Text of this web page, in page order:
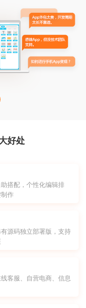
好处
搭配，个性化编辑排
作
源码独立部署版，支持
客服、自营电商、信息